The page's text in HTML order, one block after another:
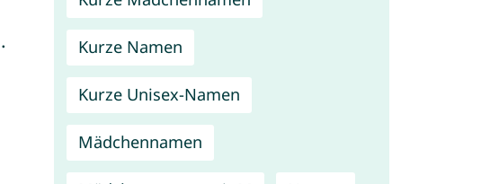
Kurze Namen
Kurze Unisex-Namen
Mädchennamen
.